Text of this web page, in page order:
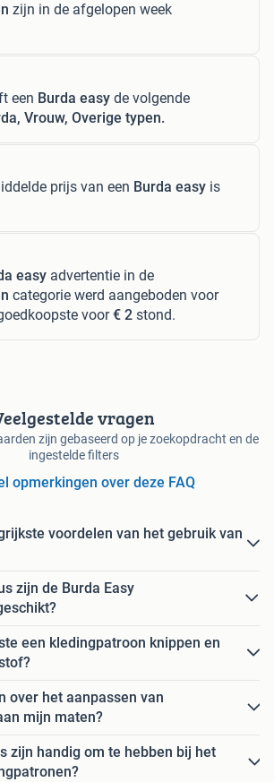
zijn in de afgelopen week
een Burda easy de volgende
Vrouw, Overige typen.
prijs van een Burda easy is
easy advertentie in de
categorie werd aangeboden voor
voor€ 2 stond.
vragen
zijn gebaseerd op je zoekopdracht en de
ingestelde filters
opmerkingen over deze FAQ
voordelen van het gebruik van
zijn de Burda Easy
een kledingpatroon knippen en
over het aanpassen van
mijn maten?
zijn handig om te hebben bij het